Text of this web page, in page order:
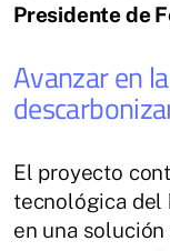
Presidente de
Avanzar en
El proyecto
tecnológica del
en una